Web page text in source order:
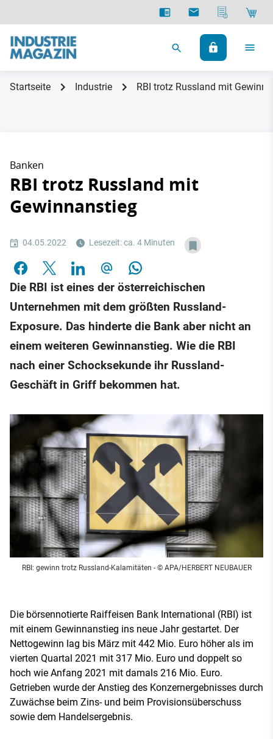
Startseite Industrie RBI trotz Russland mit
Banken
RBI trotz Russland mit
Gewinnanstieg
04.05.2022 Lesezeit: ca. 4 Minuten
Die RBI ist eines der österreichischen
Unternehmen mit dem größten Russland-
Exposure. Das hinderte die Bank aber nicht an
einem weiteren Gewinnanstieg. Wie die RBI
nach einer Schocksekunde ihr Russland-
Geschäft in Griff bekommen hat.
RBI: gewinn trotz Russland-Kalamitäten - © APA/HERBERT NEUBAUER
Die börsennotierte Raiffeisen Bank International (RBI) ist
mit einem Gewinnanstieg ins neue Jahr gestartet. Der
Nettogewinn lag bis März mit 442 Mio. Euro höher als im
vierten Quartal 2021 mit 317 Mio. Euro und doppelt so
hoch wie Anfang 2021 mit damals 216 Mio. Euro.
Getrieben wurde der Anstieg des Konzernergebnisses durch
Zuwächse beim Zins- und beim Provisionsüberschuss
sowie dem Handelsergebnis.